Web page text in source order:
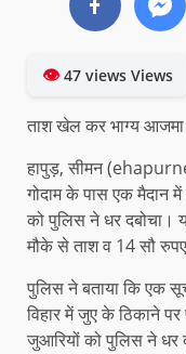
👁47 views Views
ताश खेल कर भाग्य
हापुड़, सीमन
गोदाम के पास एक मैदान
को पुलिस ने धर दबोचा।
मौके से ताश व 14 सौ
पुलिस ने बताया कि एक
विहार में जुए के ठिकाने
जुआरियों को पुलिस ने धर